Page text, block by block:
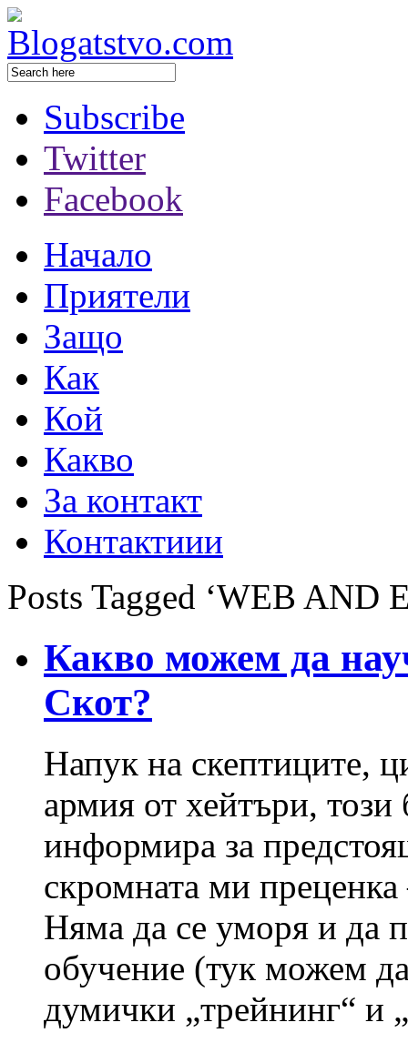
Subscribe
Twitter
Facebook
Начало
Приятели
Защо
Как
Кой
Какво
За контакт
Контактиии
Posts Tagged ‘WEB AND
Какво можем да
Скот?
Напук на скептиците,
армия от хейтъри,
информира за
скромната ми преценка
Няма да се уморя и да
обучение (тук можем
думички „трейнинг“